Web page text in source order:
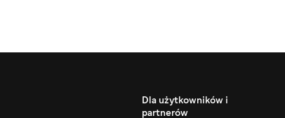
Dla użytkowników i
partnerów